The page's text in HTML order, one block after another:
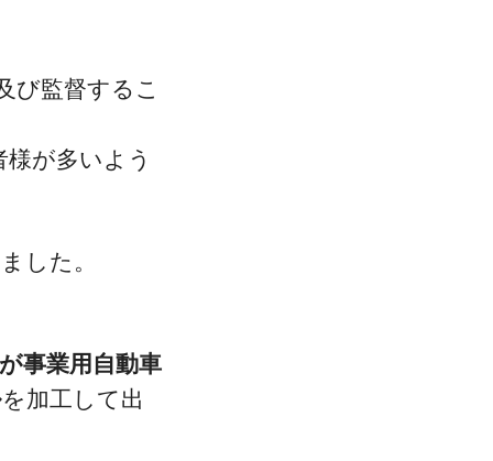
び監督するこ
が多いよう
した。
事業用自動車
を加工して出